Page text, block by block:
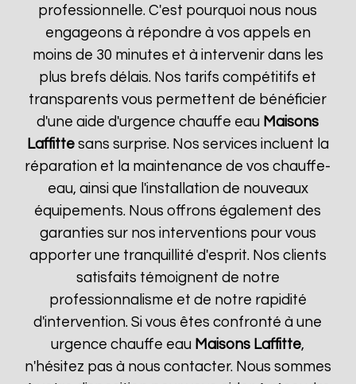
professionnelle. C'est pourquoi nous nous
engageons à répondre à vos appels en
moins de 30 minutes et à intervenir dans les
plus brefs délais. Nos tarifs compétitifs et
transparents vous permettent de bénéficier
d'une aide d'urgence chauffe eau Maisons
Laffittesans surprise. Nos services incluent la
réparation et la maintenance de vos chauffe-
eau, ainsi que l'installation de nouveaux
équipements. Nous offrons également des
garanties sur nos interventions pour vous
apporter une tranquillité d'esprit. Nos clients
satisfaits témoignent de notre
professionnalisme et de notre rapidité
d'intervention. Si vous êtes confronté à une
urgence chauffe eau Maisons Laffitte,
n'hésitez pas à nous contacter. Nous sommes